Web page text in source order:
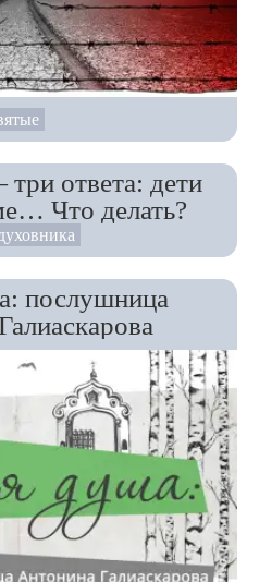
ответа: дети
Что делать?
послушница